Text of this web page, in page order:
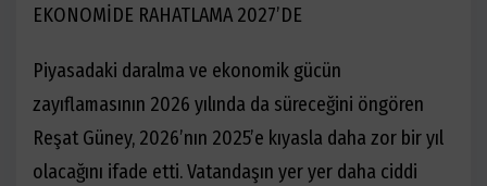
EKONOMİDE RAHATLAMA 2027’DE
Piyasadaki daralma ve ekonomik gücün
zayıflamasının 2026 yılında da süreceğini öngören
Reşat Güney, 2026’nın 2025’e kıyasla daha zor bir yıl
olacağını ifade etti. Vatandaşın yer yer daha ciddi